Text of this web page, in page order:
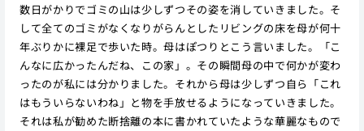
数日がかりでゴミの山は少しずつその姿を消していきました。そ
して全てのゴミがなくなりがらんとしたリビングの床を母が何十
年ぶりかに裸足で歩いた時。母はぽつりとこう言いました。「こ
んなに広かったんだね、この家」。その瞬間母の中で何かが変わ
ったのが私には分かりました。それから母は少しずつ自ら「これ
はもういらないわね」と物を手放せるようになっていきました。
それは私が勧めた断捨離の本に書かれていたような華麗なもので